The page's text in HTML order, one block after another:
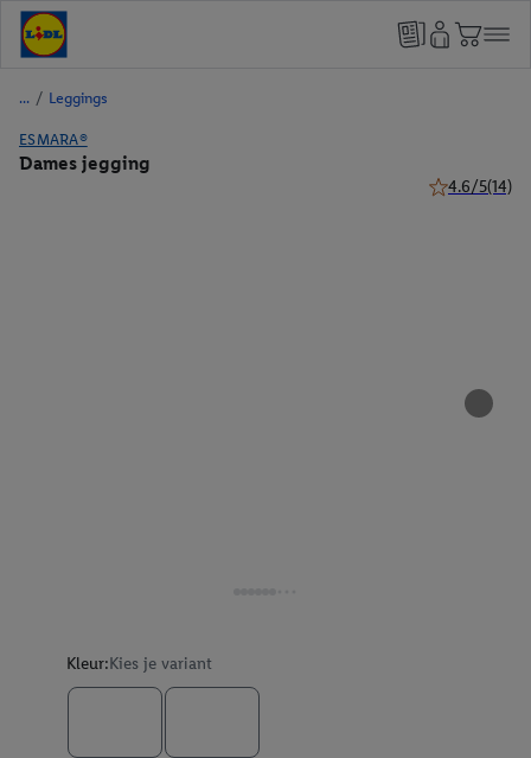
/ Leggings
ESMARA®
Dames jegging
4.6/5(14)
Kleur:Kies je variant